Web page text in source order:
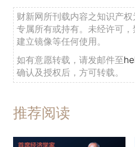
财新网所刊载内容之知识产
专属所有或持有。未经许可
建立镜像等任何使用。
如有意愿转载，请发邮件至
确认及授权后，方可转载。
推荐阅读